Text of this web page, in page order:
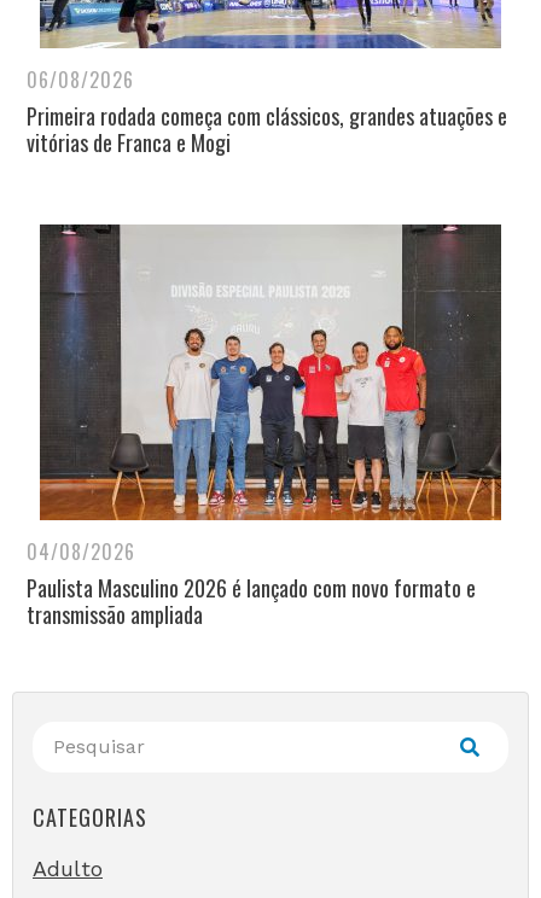
06/08/2026
Primeira rodada começa com clássicos, grandes atuações e
vitórias de Franca e Mogi
04/08/2026
Paulista Masculino 2026 é lançado com novo formato e
transmissão ampliada
CATEGORIAS
Adulto